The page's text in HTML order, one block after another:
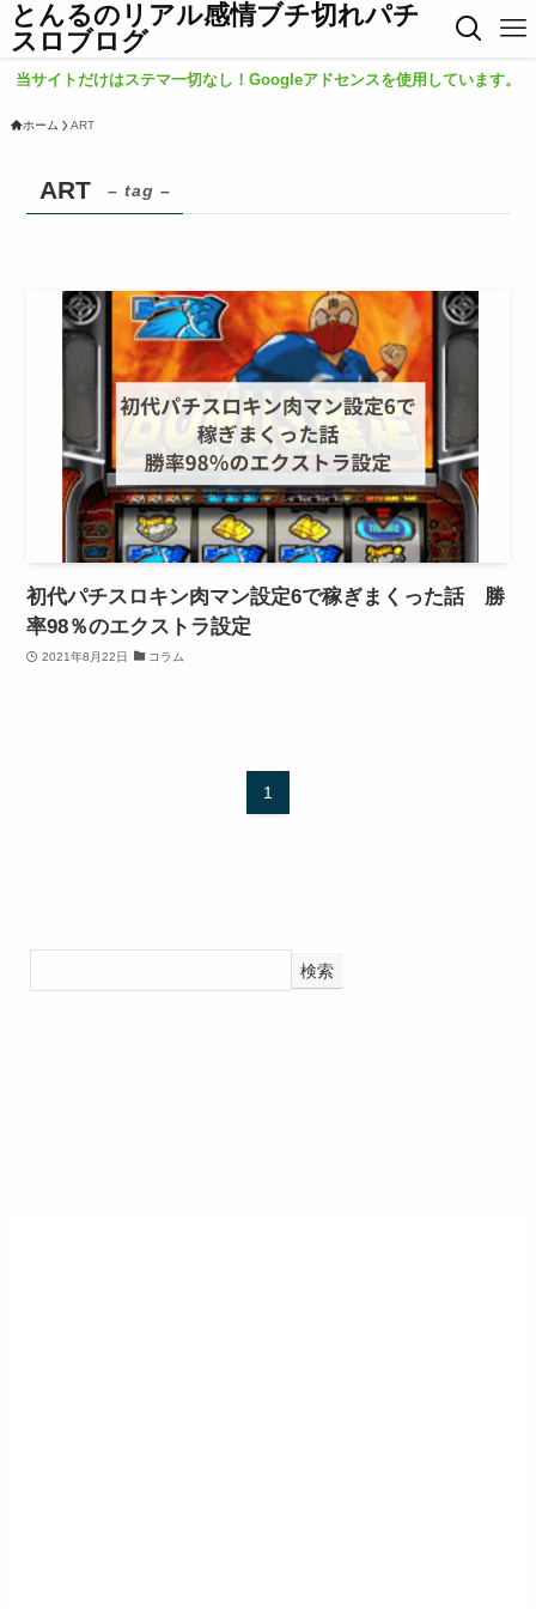
とんるのリアル感情ブチ切れパチ
スロブログ
当サイトだけはステマ一切なし！Googleアドセンスを使用しています。
ホーム ART
ART – tag –
初代パチスロキン肉マン設定6で稼ぎまくった話 勝
率98％のエクストラ設定
2021年8月22日 コラム
1
検索